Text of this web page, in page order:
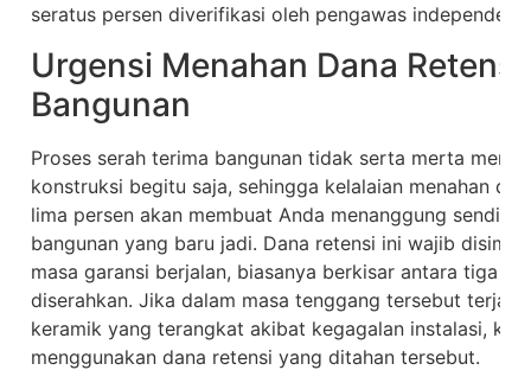
seratus persen diverifikasi oleh pengawas independen.
Urgensi Menahan Dana
Bangunan
Proses serah terima bangunan tidak serta merta
konstruksi begitu saja, sehingga kelalaian menahan
lima persen akan membuat Anda menanggung sendiri
bangunan yang baru jadi. Dana retensi ini wajib
masa garansi berjalan, biasanya berkisar antara tiga
diserahkan. Jika dalam masa tenggang tersebut
keramik yang terangkat akibat kegagalan instalasi,
menggunakan dana retensi yang ditahan tersebut.